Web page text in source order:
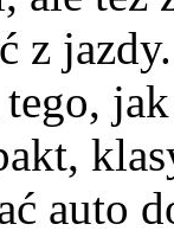
z
auto